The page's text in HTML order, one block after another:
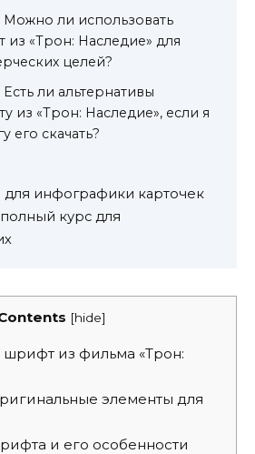
Можно ли использовать
из «Трон: Наследие» для
целей?
Есть ли альтернативы
из «Трон: Наследие», если я
его скачать?
для инфографики карточек
курс для
[hide]
из фильма «Трон:
элементы для
и его особенности